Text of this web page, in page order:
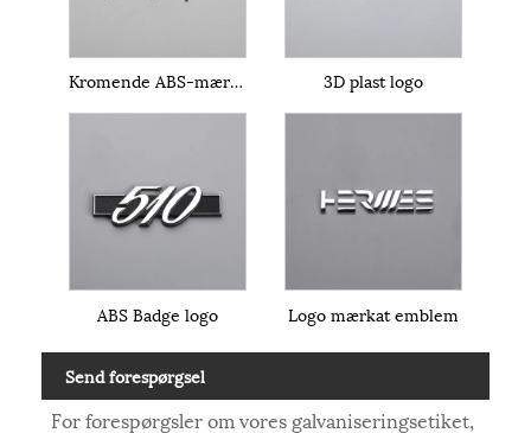
Kromende ABS-mærkat 3D plast logo
ABS Badge logo Logo mærkat emblem
Send forespørgsel
For forespørgsler om vores galvaniseringsetiket,